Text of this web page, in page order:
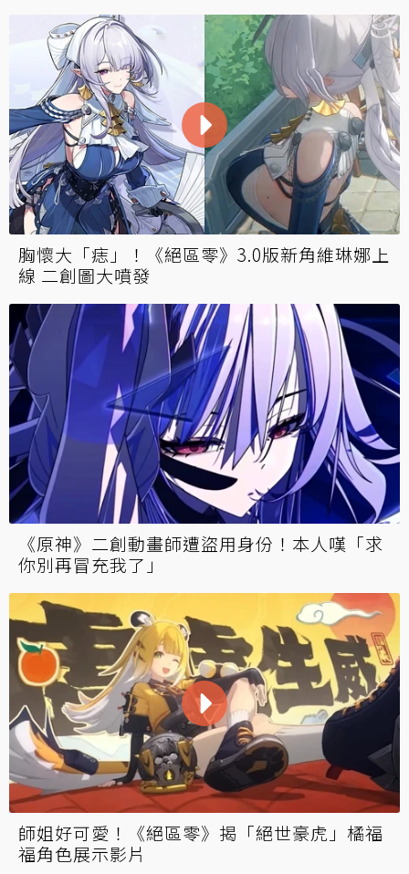
胸懷大「痣」！《絕區零》3.0版新角維琳娜上
線 二創圖大噴發
《原神》二創動畫師遭盜用身份！本人嘆「求
你別再冒充我了」
師姐好可愛！《絕區零》揭「絕世豪虎」橘福
福角色展示影片